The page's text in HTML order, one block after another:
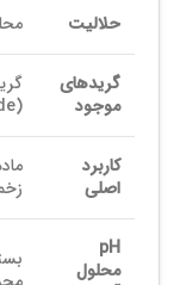
حلالیت
گریدهای
موجود
(Industrial Grade)
کاربرد
اصلی
pH
محلول